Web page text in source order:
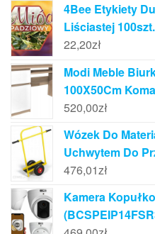
4Bee Etykiety
Liściastej 100szt.
22,20zł
Modi Meble
100X50Cm
520,00zł
Wózek Do
Uchwytem Do
476,01zł
Kamera